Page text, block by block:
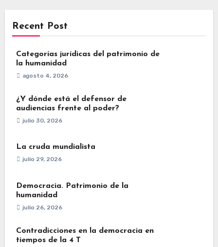
Recent Post
Categorías jurídicas del patrimonio de
la humanidad
agosto 4, 2026
¿Y dónde está el defensor de
audiencias frente al poder?
julio 30, 2026
La cruda mundialista
julio 29, 2026
Democracia. Patrimonio de la
humanidad
julio 26, 2026
Contradicciones en la democracia en
tiempos de la 4 T